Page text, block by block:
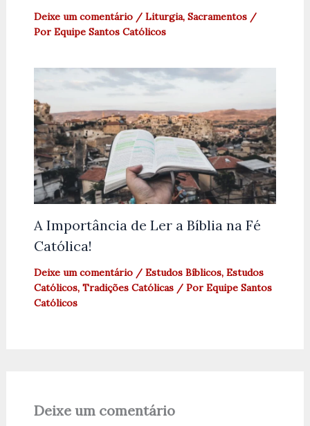
Deixe um comentário / Liturgia, Sacramentos/
Por Equipe Santos Católicos
A Importância de Ler a Bíblia na Fé
Católica!
Deixe um comentário / Estudos Bíblicos, Estudos
Católicos, Tradições Católicas/ Por Equipe Santos
Católicos
Deixe um comentário